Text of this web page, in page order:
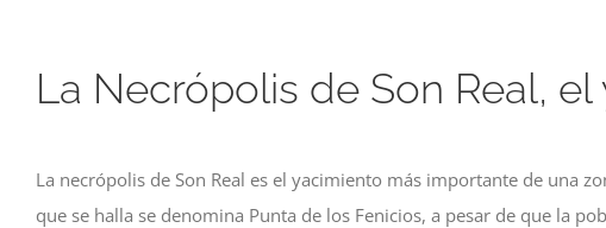
La Necrópolis de Son Real,
La necrópolis de Son Real es el yacimiento más importante de una
que se halla se denomina Punta de los Fenicios, a pesar de que la